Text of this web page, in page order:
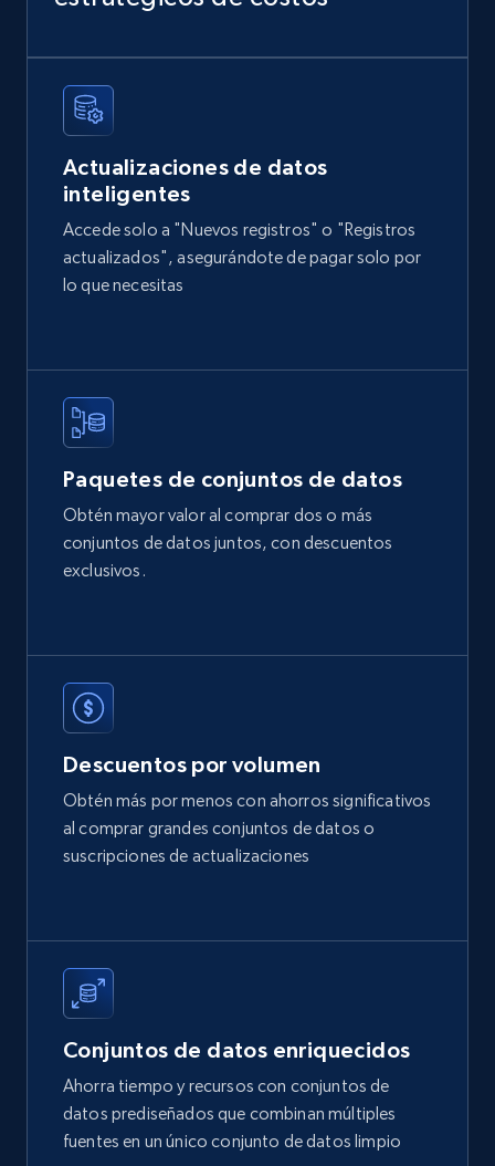
and more.
eCommerce
2.1K+
Amazon products global dataset
Title, Seller name, Brand, Description, Initial
Etsy
price, and more.
eCommerce
323+
price, Final price, Final price high, Currency, and
more.
254+
Actualizaciones de datos
inteligentes
Accede solo a "Nuevos registros" o "Registros
actualizados", asegurándote de pagar solo por
lo que necesitas
Paquetes de conjuntos de datos
Obtén mayor valor al comprar dos o más
conjuntos de datos juntos, con descuentos
exclusivos.
Descuentos por volumen
Obtén más por menos con ahorros significativos
al comprar grandes conjuntos de datos o
suscripciones de actualizaciones
Conjuntos de datos enriquecidos
Ahorra tiempo y recursos con conjuntos de
datos prediseñados que combinan múltiples
fuentes en un único conjunto de datos limpio